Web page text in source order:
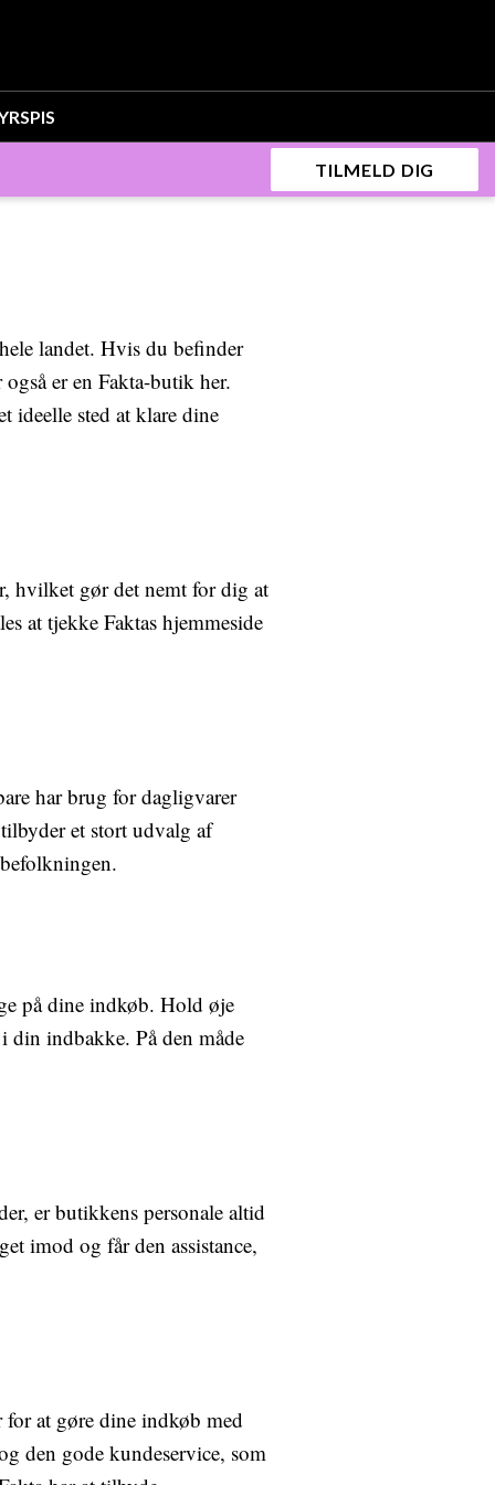
SPIS
TILMELD DIG
landet. Hvis du befinder
er en Fakta-butik her.
ideelle sted at klare dine
hvilket gør det nemt for dig at
at tjekke Faktas hjemmeside
har brug for dagligvarer
et stort udvalg af
på dine indkøb. Hold øje
din indbakke. På den måde
er butikkens personale altid
imod og får den assistance,
at gøre dine indkøb med
den gode kundeservice, som